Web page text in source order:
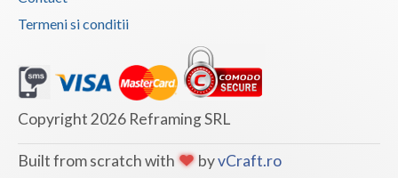
Termeni si conditii
Copyright 2026 Reframing SRL
Built from scratch with byvCraft.ro